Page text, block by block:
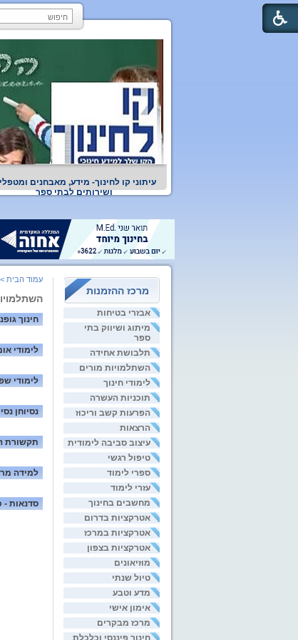
עיתוני קו לחינוך- מידע, מאבחנים
ושירותים לבתי ספר
מרכז ההזמנות
אבזרי בטיחות
מיתוג ושיווק בתי
ספר
תלבושת אחידה
השתלמויות מורים
לימודי חינוך
תוכניות העשרה
הפרעות קשב וריכוז
הרצאות
עיצוב סביבה לימודית
טיפול רגשי
ספרי לימוד
עזרי לימוד
מחשבים בחינוך
אטרקציות בדרום
אטרקציות במרכז
אטרקציות בצפון
מוזיאונים
טיול שנתי
מדע וטבע
אימון אישי
מרכז מבקרים
חינוך פיננסי וכלכלת
עמוד הבית >
חינוך
לימודי
לימודי
נסיוחן
תקשורת
למידה
סדנאות -